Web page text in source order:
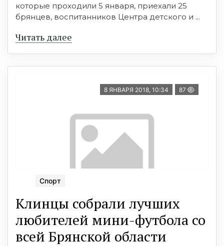
которые проходили 5 января, приехали 25
брянцев, воспитанников Центра детского и ...
Читать далее
8 ЯНВАРЯ 2018, 10:34 87
Спорт
Клинцы собрали лучших
любителей мини-футбола со
всей Брянской области